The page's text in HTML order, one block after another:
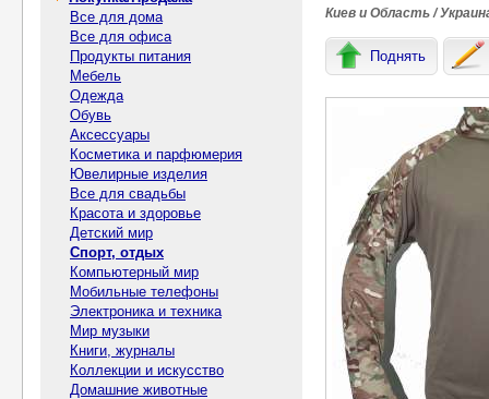
Все для дома
Все для офиса
Продукты питания
Мебель
Одежда
Обувь
Аксессуары
Косметика и парфюмерия
Ювелирные изделия
Все для свадьбы
Красота и здоровье
Детский мир
Спорт, отдых
Компьютерный мир
Мобильные телефоны
Электроника и техника
Мир музыки
Книги, журналы
Коллекции и искусство
Домашние животные
Киев и Область /
Поднять